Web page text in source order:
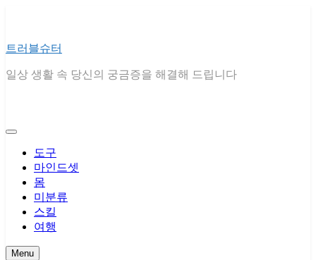
트러블슈터
일상 생활 속 당신의 궁금증을 해결해 드립니다
도구
마인드셋
몸
미분류
스킬
여행
Menu